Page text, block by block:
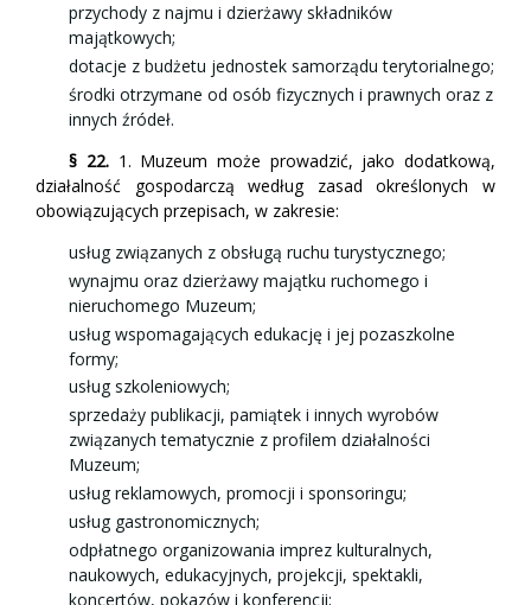
przychody z najmu i dzierżawy składników
majątkowych;
dotacje z budżetu jednostek samorządu terytorialnego;
środki otrzymane od osób fizycznych i prawnych oraz z
innych źródeł.
§ 22. 1. Muzeum może prowadzić, jako dodatkową,
działalność gospodarczą według zasad określonych w
obowiązujących przepisach, w zakresie:
usług związanych z obsługą ruchu turystycznego;
wynajmu oraz dzierżawy majątku ruchomego i
nieruchomego Muzeum;
usług wspomagających edukację i jej pozaszkolne
formy;
usług szkoleniowych;
sprzedaży publikacji, pamiątek i innych wyrobów
związanych tematycznie z profilem działalności
Muzeum;
usług reklamowych, promocji i sponsoringu;
usług gastronomicznych;
odpłatnego organizowania imprez kulturalnych,
naukowych, edukacyjnych, projekcji, spektakli,
koncertów, pokazów i konferencji;